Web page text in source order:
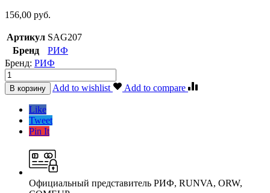
156,00 руб.
Артикул SAG207
Бренд
РИФ
Бренд: РИФ
Амортизатор
усиленный
РИФ
передний
газовый
Патриот
штатный
quantity
В корзину Add to wishlist Add to compare
Like
Tweet
Pin It
Официальный представитель РИФ, RUNVA, ORW,